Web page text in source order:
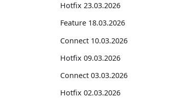
Hotfix 23.03.2026
Feature 18.03.2026
Connect 10.03.2026
Hotfix 09.03.2026
Connect 03.03.2026
Hotfix 02.03.2026